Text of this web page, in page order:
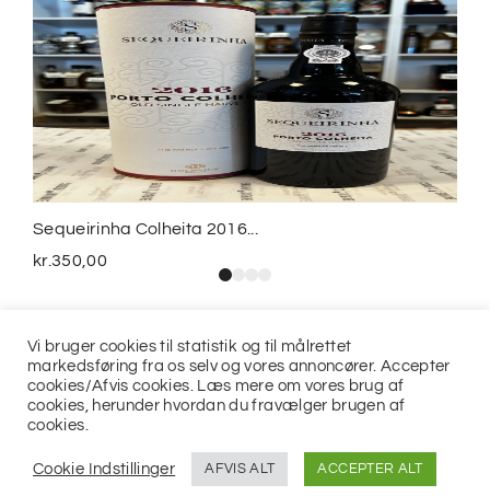
Sequeirinha Colheita 2016...
kr.350,00
Vi bruger cookies til statistik og til målrettet
markedsføring fra os selv og vores annoncører. Accepter
cookies/Afvis cookies. Læs mere om vores brug af
cookies, herunder hvordan du fravælger brugen af
cookies.
Cookie Indstillinger AFVIS ALT ACCEPTER ALT